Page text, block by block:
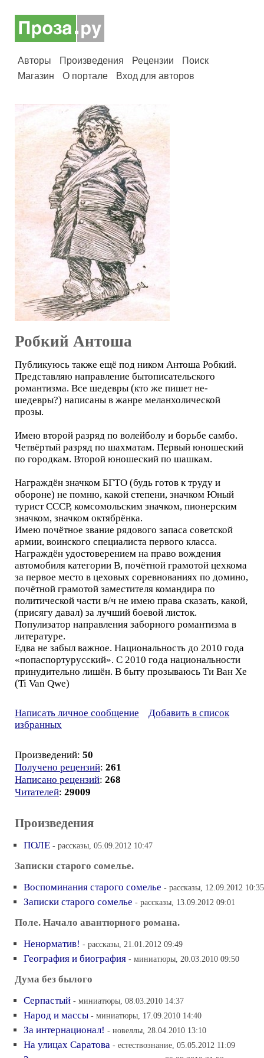
Авторы Произведения Рецензии
Поиск
Магазин
О портале Вход для авторов
Робкий Антоша
Публикуюсь также ещё под ником Антоша Робкий.
Представляю направление бытописательского
романтизма. Все шедевры (кто же пишет не-
шедевры?) написаны в жанре меланхолической
прозы.
Имею второй разряд по волейболу и борьбе самбо.
Четвёртый разряд по шахматам. Первый юношеский
по городкам. Второй юношеский по шашкам.
Награждён значком БГТО (будь готов к труду и
обороне) не помню, какой степени, значком Юный
турист СССР, комсомольским значком, пионерским
значком, значком октябрёнка.
Имею почётное звание рядового запаса советской
армии, воинского специалиста первого класса.
Награждён удостоверением на право вождения
автомобиля категории В, почётной грамотой цехкома
за первое место в цеховых соревнованиях по домино,
почётной грамотой заместителя командира по
политической части в/ч не имею права сказать, какой,
(присягу давал) за лучший боевой листок.
Популизатор направления заборного романтизма в
литературе.
Едва не забыл важное. Национальность до 2010 года
«попаспортурусский». С 2010 года национальности
принудительно лишён. В быту прозываюсь Ти Ван Хе
(Ti Van Qwe)
Написать личное сообщение
Добавить в список
избранных
Произведений: 50
Получено рецензий: 261
Написано рецензий: 268
Читателей: 29009
Произведения
ПОЛЕ - рассказы, 05.09.2012 10:47
Записки старого сомелье.
Воспоминания старого сомелье - рассказы, 12.09.2012 10:35
Записки старого сомелье - рассказы, 13.09.2012 09:01
Поле. Начало авантюрного романа.
Ненорматив! - рассказы, 21.01.2012 09:49
География и биография - миниатюры, 20.03.2010 09:50
Дума без былого
Серпастый - миниатюры, 08.03.2010 14:37
Народ и массы - миниатюры, 17.09.2010 14:40
За интернационал! - новеллы, 28.04.2010 13:10
На улицах Саратова - естествознание, 05.05.2012 11:09